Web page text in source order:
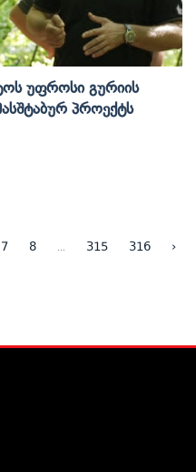
Უფროსი Გურიის
Პროექტს
7 8 315 316 ›